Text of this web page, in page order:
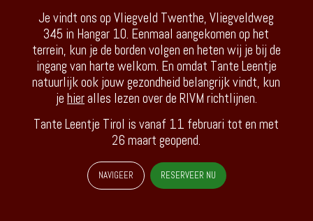
Je vindt ons op Vliegveld Twenthe, Vliegveldweg
345 in Hangar 10. Eenmaal aangekomen op het
terrein, kun je de borden volgen en heten wij je bij de
ingang van harte welkom. En omdat Tante Leentje
natuurlijk ook jouw gezondheid belangrijk vindt, kun
je hieralles lezen over de RIVM richtlijnen.
Tante Leentje Tirol is vanaf 11 februari tot en met
26 maart geopend.
NAVIGEER RESERVEER NU